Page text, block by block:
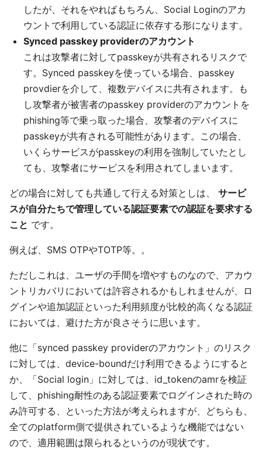
したが、それをやればもちろん、Social Loginのアカ
ウントで利用している認証に依存する形になります。
Synced passkey providerのアカウント
これは攻撃者に対してpasskeyが共有されるリスクで
す。Synced passkeyを使っている場合、passkey
provdierを介して、複数デバイスに共有されます。も
し攻撃者が被害者のpasskey providerのアカウントを
phishing等で乗っ取った場合、攻撃者のデバイスに
passkeyが共有される可能性があります。この場合、
いくらサービスがpasskeyの利用を強制していたとし
ても、攻撃者にサービスを利用されてしまいます。
どの場合に対しても共通して行える対策としは、 サービ
スが自分たちで管理している認証要素での認証を要求する
こと です。
例えば、SMS OTPやTOTP等。。
ただしこれは、ユーザの手間を増やすものなので、アカウ
ントリカバリにおいては許容されるかもしれませんが、ロ
グインや追加認証といった利用頻度が比較的高くなる認証
においては、避けた方が良さそうに思います。
他に「synced passkey providerのアカウント」のリスク
に対しては、device-boundだけ利用できるようにすると
か、「Social login」に対しては、id_tokenのamrを検証
して、phishing耐性のある認証要素でログインされた時の
み許可する、といった方法が考えられますが、どちらも、
全てのplatform側で提供されているような機能ではない
ので、適用範囲は限られるというのが現状です。